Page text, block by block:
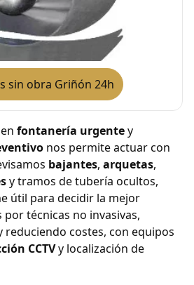
sin obra Griñón 24h
fontanería urgentey
nos permite actuar con
bajantes, arquetas,
y tramos de tubería ocultos,
útil para decidir la mejor
técnicas no invasivas,
reduciendo costes, con equipos
CCTVy localización de